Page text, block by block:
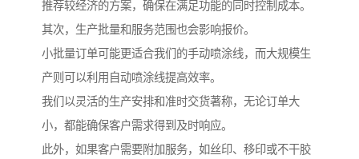
推荐较经济的方案，确保在满足功能的同时控制成本。
其次，生产批量和服务范围也会影响报价。
小批量订单可能更适合我们的手动喷涂线，而大规模生
产则可以利用自动喷涂线提高效率。
我们以灵活的生产安排和准时交货著称，无论订单大
小，都能确保客户需求得到及时响应。
此外，如果客户需要附加服务，如丝印、移印或不干胶